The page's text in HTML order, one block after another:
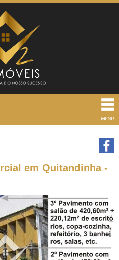
em Quitandinha -